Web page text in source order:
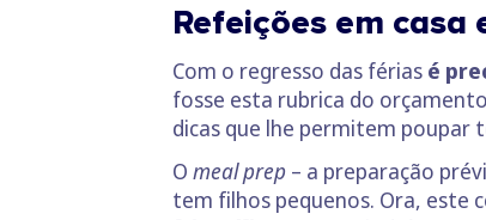
Refeições em casa
Com o regresso das férias é
fosse esta rubrica do
dicas que lhe permitem poupar
O meal prep – a preparação
tem filhos pequenos. Ora, este